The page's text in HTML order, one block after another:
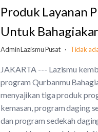
Produk Layanan
Untuk
Admin Lazismu Pusat Tidak
JAKARTA --- Lazismu
program Qurbanmu
menyajikan tiga produk
kemasan, program daging
dan program sedekah